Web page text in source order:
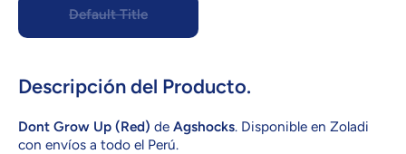
Default Title
Descripción del Producto.
Dont Grow Up (Red) de Agshocks. Disponible en Zoladi
con envíos a todo el Perú.